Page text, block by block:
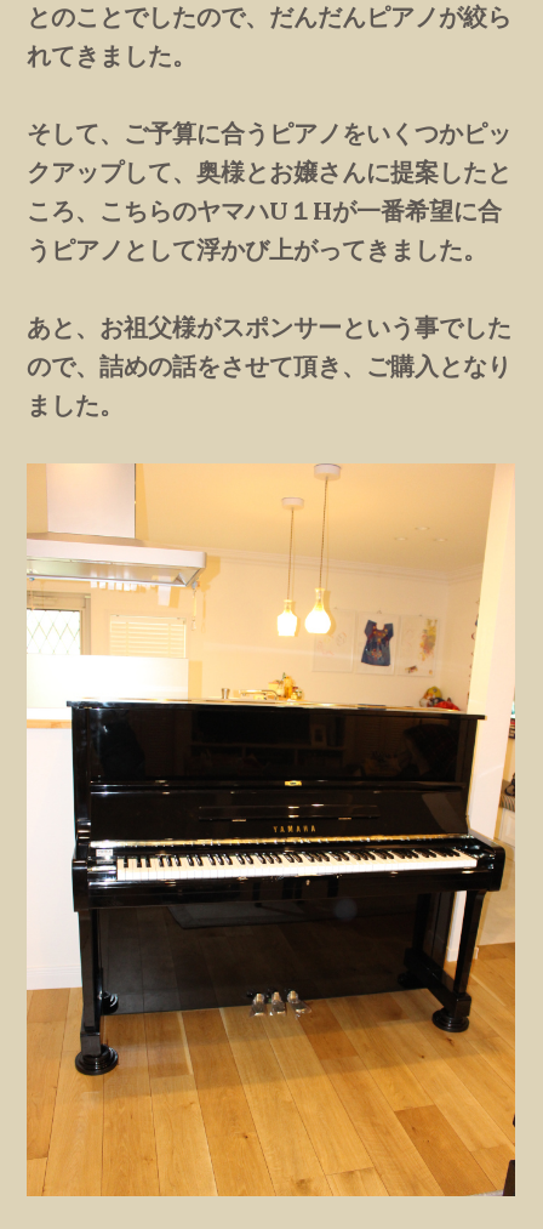
とのことでしたので、だんだんピアノが絞ら
れてきました。
そして、ご予算に合うピアノをいくつかピッ
クアップして、奥様とお嬢さんに提案したと
ころ、こちらのヤマハU１Hが一番希望に合
うピアノとして浮かび上がってきました。
あと、お祖父様がスポンサーという事でした
ので、詰めの話をさせて頂き、ご購入となり
ました。